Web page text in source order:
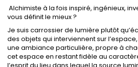
Alchimiste à la fois inspiré, ingénieux,
vous définit le mieux ?
Je suis carrossier de lumière plutôt
des objets qui interviennent sur
une ambiance particulière, propre à
cet espace en restant fidèle au